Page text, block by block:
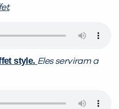
.
style. Eles serviram a